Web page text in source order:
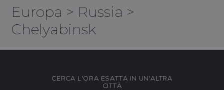
Europa > Russia >
Chelyabinsk
CERCA L'ORA ESATTA IN UN'ALTRA
CITTÀ